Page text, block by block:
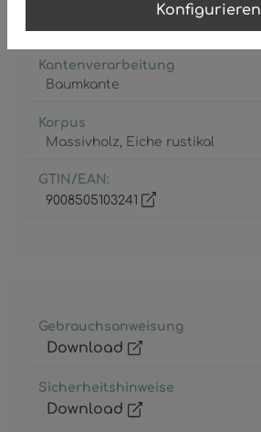
Konfigurieren
Metall
Kantenverarbeitung
Baumkante
Korpus
Massivholz, Eiche rustikal
GTIN/EAN:
9008505103241
Gebrauchsanweisung
Download
Sicherheitshinweise
Download